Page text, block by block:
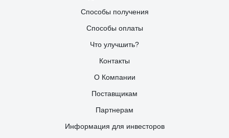
Способы получения
Способы оплаты
Что улучшить?
Контакты
О Компании
Поставщикам
Партнерам
Информация для инвесторов